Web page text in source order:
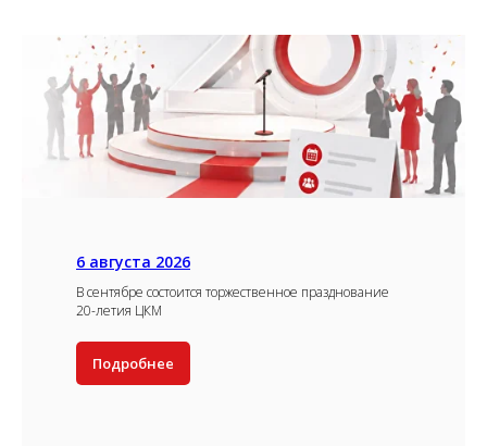
6 августа 2026
В сентябре состоится торжественное празднование
20-летия ЦКМ
Подробнее